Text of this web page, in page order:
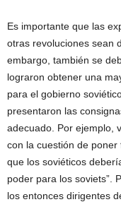
Es importante que las
otras revoluciones sean
embargo, también se
lograron obtener una
para el gobierno
presentaron las
adecuado. Por ejemplo,
con la cuestión de
que los soviéticos
poder para los soviets”.
los entonces dirigentes